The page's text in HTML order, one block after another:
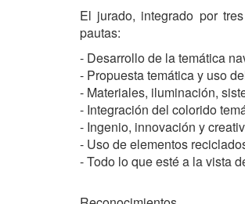
El jurado, integrado por
pautas:
- Desarrollo de la temática
- Propuesta temática y uso
- Materiales, iluminación,
- Integración del colorido
- Ingenio, innovación y
- Uso de elementos
- Todo lo que esté a la vista